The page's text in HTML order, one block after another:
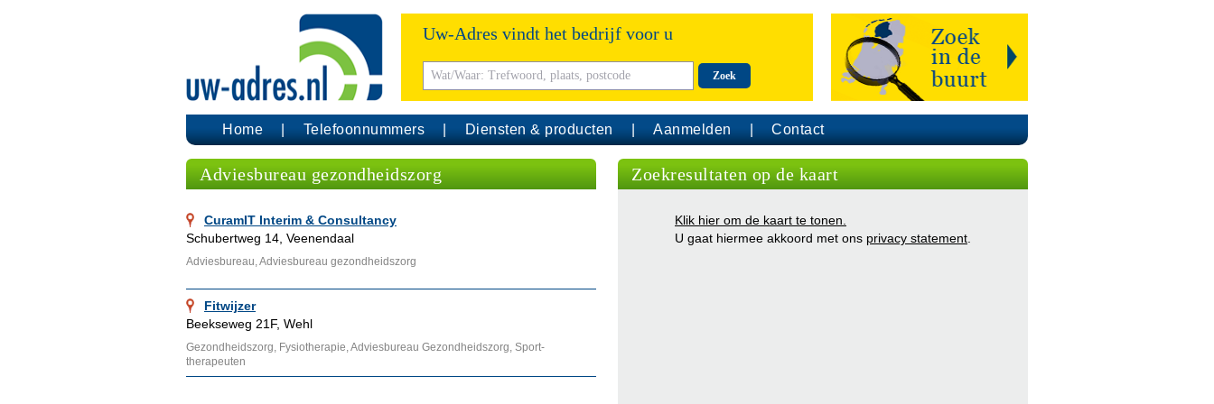
Uw-Adres vindt het bedrijf voor u
Zoek
Home Telefoonnummers Diensten & producten Aanmelden Contact
Adviesbureau gezondheidszorg
CuramIT Interim & Consultancy
Schubertweg 14, Veenendaal
Adviesbureau, Adviesbureau gezondheidszorg
Fitwijzer
Beekseweg 21F, Wehl
Gezondheidszorg, Fysiotherapie, Adviesbureau Gezondheidszorg, Sport-
therapeuten
Zoekresultaten op de kaart
Klik hier om de kaart te tonen.
U gaat hiermee akkoord met ons privacy statement